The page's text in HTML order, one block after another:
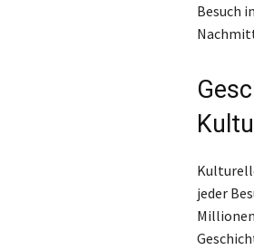
Besuch
jeder